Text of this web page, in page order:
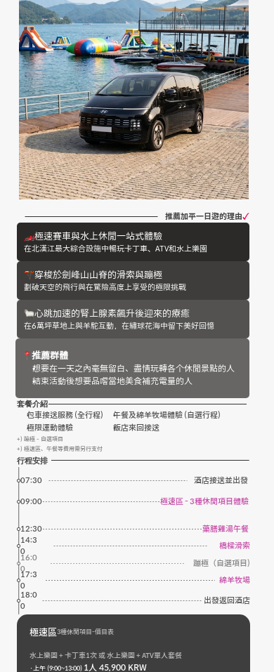
推薦加平一日遊的理由
極速賽車與水上休閒一站式體驗
在北漢江最大綜合設施中暢玩卡丁車、ATV和水上樂園
穿梭於劍峰山山脊的滑索與蹦極
劃破天空的飛行與在驚險高度上享受的極限挑戰
心跳加速的腎上腺素飆升後迎來的療癒
在6萬坪草地上與羊駝互動，在繡球花海中留下美好回憶
推薦群體
想要在一天之內毫無留白、盡情玩轉各个休閒景點的人
結束活動後想要品嚐當地美食補充電量的人
套餐介紹
包車接送服務 (全行程)
極限運動體驗
午餐及綿羊牧場體驗 (自選行程)
飯店來回接送
+) 蹦極 - 自選項目
+) 極速區、午餐等費用需另行支付
行程安排
18:0
0
出發返回酒店
17:3
0
綿羊牧場
12:30 藥膳雞湯午餐
16:0
0
蹦極（自選項目)
09:00 極速區 - 3種休閒項目體驗
07:30 酒店接送並出發
14:3
0
橋樑滑索
極速區3種休閒項目-價目表
水上樂園 + 卡丁車1次 或 水上樂園 + ATV單人套餐
·上午 (9:00~13:00) 1人 45,900 KRW